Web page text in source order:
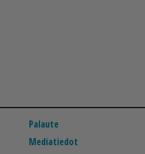
Palaute
Mediatiedot